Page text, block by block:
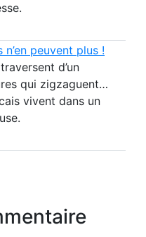
peuvent plus !
d’un
qui zigzaguent…
vivent dans un